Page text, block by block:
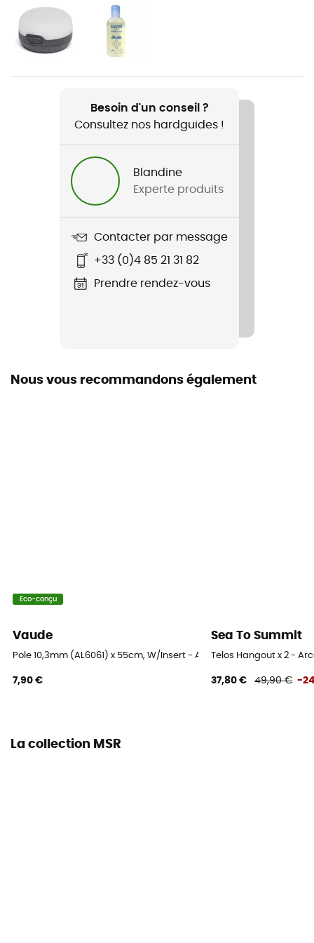
Genre
Homme / Femme
Poids
Nom du produit
Adjustable Pole
Besoin d'un conseil ?
Consultez nos hardguides !
Blandine
Experte produits
Contacter par message
+33 (0)4 85 21 31 82
Prendre rendez-vous
Nous vous recommandons également
Eco-conçu
Vaude
Pole 10,3mm (AL6061) x 55cm, W/Insert - Arceau de rechange
7,90 €
Sea To Summit
Telos Hangout x 2 -
37,80 € 49,90 € -
La collection MSR